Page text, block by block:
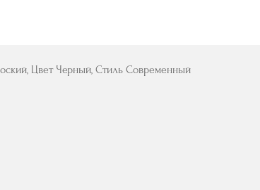
Цвет Черный, Стиль Современный